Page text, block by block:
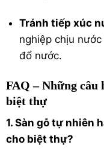
Tránh tiếp xúc
nghiệp chịu
đổ nước.
FAQ – Những câu
biệt thự
1. Sàn gỗ tự nhiên
cho biệt thự?